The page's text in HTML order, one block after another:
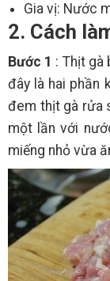
Gia vị: Nước
2. Cách
Bước 1 : Thịt gà
đây là hai phần
đem thịt gà rửa
một lần với
miếng nhỏ vừa